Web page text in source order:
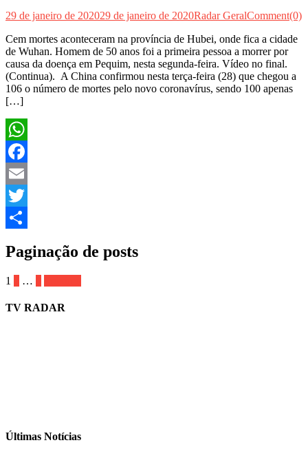
29 de janeiro de 202029 de janeiro de 2020Radar GeralComment(0)
Cem mortes aconteceram na província de Hubei, onde fica a cidade
de Wuhan. Homem de 50 anos foi a primeira pessoa a morrer por
causa da doença em Pequim, nesta segunda-feira. Vídeo no final.
(Continua). A China confirmou nesta terça-feira (28) que chegou a
106 o número de mortes pelo novo coronavírus, sendo 100 apenas
[…]
WhatsApp
Facebook
Email
Twitter
Paginação de posts
1 …
TV RADAR
Últimas Notícias